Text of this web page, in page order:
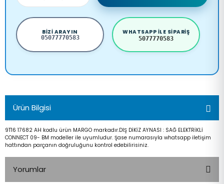
BIZI ARAYIN
05077770583
WHATSAPP ILE SIPARIŞ
5077770583
Ürün Bilgisi
9T16 17682 AH kodlu ürün MARGO markadır.DIŞ DİKİZ AYNASI : SAĞ ELEKTRİKLİ
CONNECT 09- BM modeller ile uyumludur. Şase numarasıyla whatsapp iletişim
hattından parçanın doğruluğunu kontrol edebilirisiniz.
Yorumlar